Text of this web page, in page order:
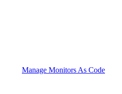
Manage Monitors As Code